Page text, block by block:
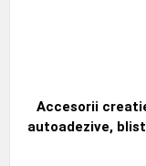
Accesorii
autoadezive,